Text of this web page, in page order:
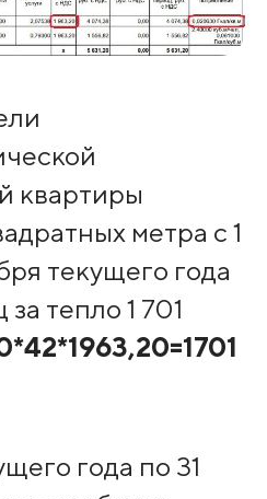
квартиры
метра с 1
текущего года
тепло 1 701
года по 31